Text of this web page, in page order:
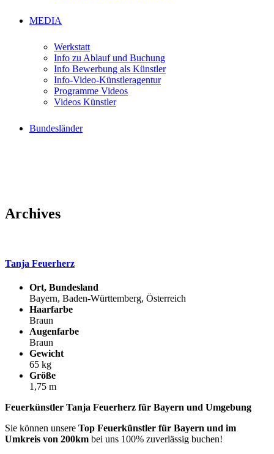
MEDIA
Werkstatt
Info zu Ablauf und Buchung
Info Bewerbung als Künstler
Info-Video-Künstleragentur
Programme Videos
Videos Künstler
Bundesländer
Archives
Tanja Feuerherz
Ort, Bundesland
Bayern, Baden-Württemberg, Österreich
Haarfarbe
Braun
Augenfarbe
Braun
Gewicht
65 kg
Größe
1,75 m
Feuerkünstler Tanja Feuerherz für Bayern und Umgebung
Sie können unsere Top Feuerkünstler für Bayern und im
Umkreis von 200km bei uns 100% zuverlässig buchen!